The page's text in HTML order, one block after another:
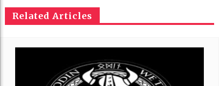
Related Articles